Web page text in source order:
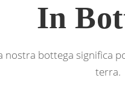
In
nostra bottega significa
terra.